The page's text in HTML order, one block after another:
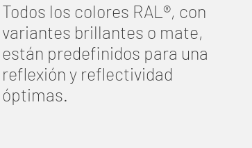
​Todos los colores RAL®, con
variantes brillantes o mate,
están predefinidos para una
reflexión y reflectividad
óptimas.